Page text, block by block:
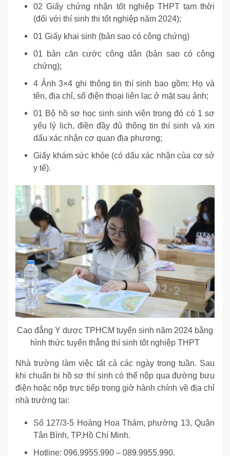
02 Giấy chứng nhận tốt nghiệp THPT tạm thời
(đối với thí sinh thi tốt nghiệp năm 2024);
01 Giấy khai sinh (bản sao có công chứng)
01 bản căn cước công dân (bản sao có công
chứng);
4 Ảnh 3×4 ghi thông tin thí sinh bao gồm: Họ và
tên, địa chỉ, số điện thoại liên lạc ở mặt sau ảnh;
01 Bộ hồ sơ học sinh sinh viên trong đó có 1 sơ
yếu lý lịch, điền đầy đủ thông tin thí sinh và xin
dấu xác nhận cơ quan địa phương;
Giấy khám sức khỏe (có dấu xác nhận của cơ sở
y tế).
Cao đẳng Y dược TPHCM tuyển sinh năm 2024 bằng
hình thức tuyển thẳng thí sinh tốt nghiệp THPT
Nhà trường làm việc tất cả các ngày trong tuần. Sau
khi chuẩn bị hồ sơ thí sinh có thể nộp qua đường bưu
điện hoặc nộp trực tiếp trong giờ hành chính về địa chỉ
nhà trường tại:
Số 127/3-5 Hoàng Hoa Thám, phường 13, Quận
Tân Bình, TP.Hồ Chí Minh.
Hotline: 096.9955.990 – 089.9955.990.